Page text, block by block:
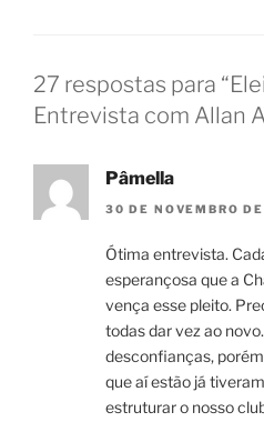
27 respostas para
Entrevista com Allan
Pâmella
30 DE NOVEMBRO
Ótima entrevista.
esperançosa que a
vença esse pleito.
todas dar vez ao
desconfianças,
que aí estão já
estruturar o nosso